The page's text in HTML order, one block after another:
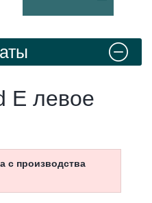
E левое
с производства